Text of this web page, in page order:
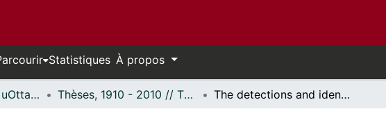
Statistiques À propos
Thèses uOttawa // uOttawa Theses Thèses, 1910 - 2010 // Theses, 1910 - 2010 The detections and identification of subpopulations of circulating human lymphocytes, monocytes and neutrophils capable of effecting the mitogen-induced cellular cytotoxic reaction towards erythrocytes of various species.